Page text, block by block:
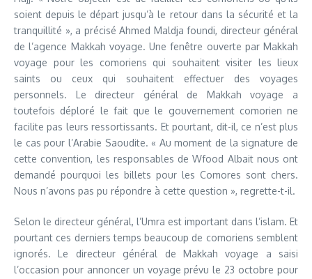
soient depuis le départ jusqu’à le retour dans la sécurité et la
tranquillité », a précisé Ahmed Maldja foundi, directeur général
de l’agence Makkah voyage. Une fenêtre ouverte par Makkah
voyage pour les comoriens qui souhaitent visiter les lieux
saints ou ceux qui souhaitent effectuer des voyages
personnels. Le directeur général de Makkah voyage a
toutefois déploré le fait que le gouvernement comorien ne
facilite pas leurs ressortissants. Et pourtant, dit-il, ce n’est plus
le cas pour l’Arabie Saoudite. « Au moment de la signature de
cette convention, les responsables de Wfood Albait nous ont
demandé pourquoi les billets pour les Comores sont chers.
Nous n’avons pas pu répondre à cette question », regrette-t-il.
Selon le directeur général, l’Umra est important dans l’islam. Et
pourtant ces derniers temps beaucoup de comoriens semblent
ignorés. Le directeur général de Makkah voyage a saisi
l’occasion pour annoncer un voyage prévu le 23 octobre pour